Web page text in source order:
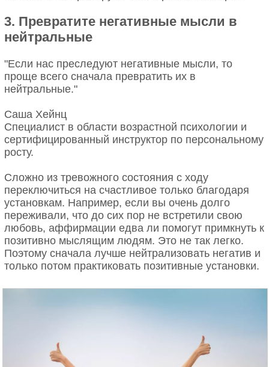
3. Превратите негативные мысли в
нейтральные
"Если нас преследуют негативные мысли, то
проще всего сначала превратить их в
нейтральные."
Саша Хейнц
Специалист в области возрастной психологии и
сертифицированный инструктор по персональному
росту.
Сложно из тревожного состояния с ходу
переключиться на счастливое только благодаря
установкам. Например, если вы очень долго
переживали, что до сих пор не встретили свою
любовь, аффирмации едва ли помогут примкнуть к
позитивно мыслящим людям. Это не так легко.
Поэтому сначала лучше нейтрализовать негатив и
только потом практиковать позитивные установки.